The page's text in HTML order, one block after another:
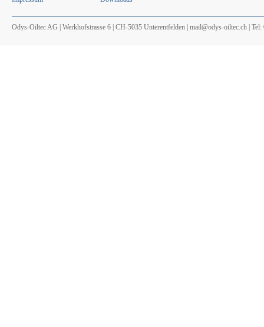
Odys-Oiltec AG | Werkhofstrasse 6 | CH-5035 Unterentfelden | mail@odys-oiltec.ch |